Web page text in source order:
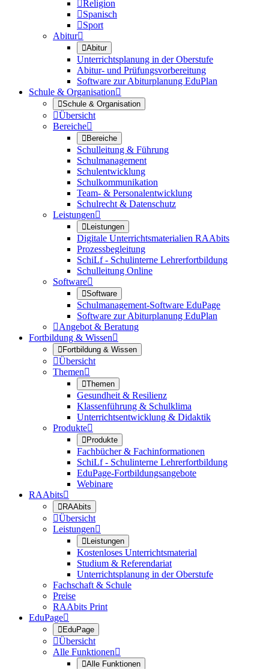
Religion
Spanisch
Sport
Abitur
Abitur
Unterrichtsplanung in der Oberstufe
Abitur- und Prüfungsvorbereitung
Software zur Abiturplanung EduPlan
Schule & Organisation
Schule & Organisation
Übersicht
Bereiche
Bereiche
Schulleitung & Führung
Schulmanagement
Schulentwicklung
Schulkommunikation
Team- & Personalentwicklung
Schulrecht & Datenschutz
Leistungen
Leistungen
Digitale Unterrichtsmaterialien RAAbits
Prozessbegleitung
SchiLf - Schulinterne Lehrerfortbildung
Schulleitung Online
Software
Software
Schulmanagement-Software EduPage
Software zur Abiturplanung EduPlan
Angebot & Beratung
Fortbildung & Wissen
Fortbildung & Wissen
Übersicht
Themen
Themen
Gesundheit & Resilienz
Klassenführung & Schulklima
Unterrichtsentwicklung & Didaktik
Produkte
Produkte
Fachbücher & Fachinformationen
SchiLf - Schulinterne Lehrerfortbildung
EduPage-Fortbildungsangebote
Webinare
RAAbits
RAAbits
Übersicht
Leistungen
Leistungen
Kostenloses Unterrichtsmaterial
Studium & Referendariat
Unterrichtsplanung in der Oberstufe
Fachschaft & Schule
Preise
RAAbits Print
EduPage
EduPage
Übersicht
Alle Funktionen
Alle Funktionen